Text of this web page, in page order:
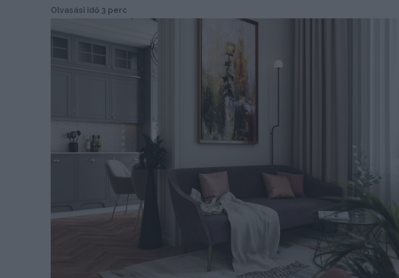
Olvasási idő 3 perc